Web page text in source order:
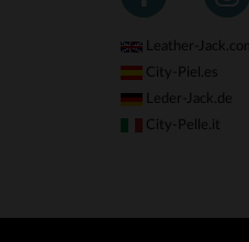
Leather-
City-Piel.es
Leder-Jack.de
City-Pelle.it